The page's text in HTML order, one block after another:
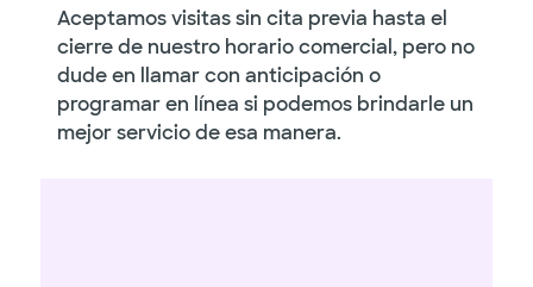
Aceptamos visitas sin cita previa hasta el
cierre de nuestro horario comercial, pero no
dude en llamar con anticipación o
programar en línea si podemos brindarle un
mejor servicio de esa manera.